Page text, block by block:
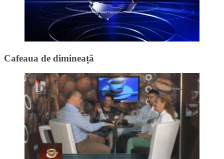
Cafeaua de dimineață